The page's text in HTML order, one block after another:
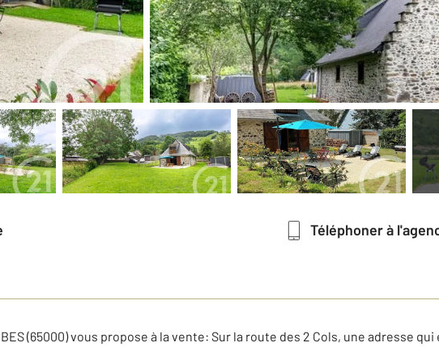
Téléphoner à
(65000) vous propose à la vente: Sur la route des 2 Cols, une adresse